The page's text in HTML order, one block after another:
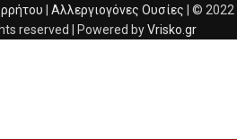
| Αλλεργιογόνες Ουσίες | © 2022
reserved | Powered byVrisko.gr